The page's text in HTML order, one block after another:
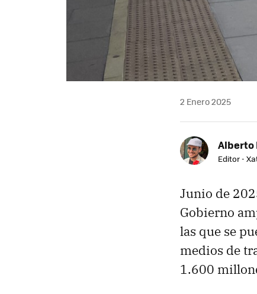
2 Enero 2025
Alberto
Editor -
Junio de
Gobierno
las que se
medios de
1.600